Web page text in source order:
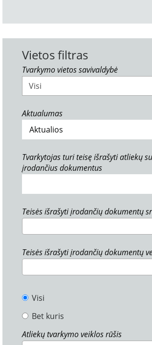
Vietos filtras
Tvarkymo vietos savivaldybė
Visi
Aktualumas
Tvarkytojas turi teisę išrašyti atliekų
įrodančius dokumentus
Teisės išrašyti įrodančių dokumentų
Teisės išrašyti įrodančių dokumentų
Visi
Bet kuris
Atliekų tvarkymo veiklos rūšis